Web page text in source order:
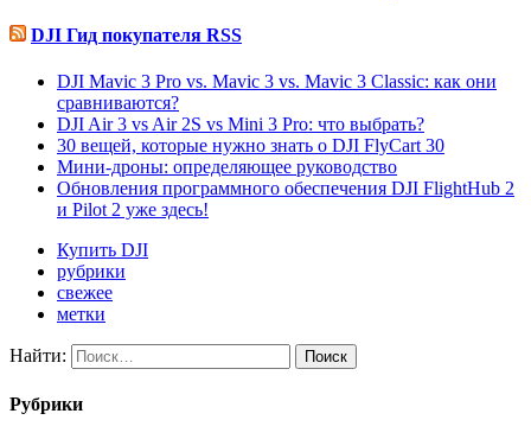
DJI Гид покупателя RSS
DJI Mavic 3 Pro vs. Mavic 3 vs. Mavic 3 Classic: как они
сравниваются?
DJI Air 3 vs Air 2S vs Mini 3 Pro: что выбрать?
30 вещей, которые нужно знать о DJI FlyCart 30
Мини-дроны: определяющее руководство
Обновления программного обеспечения DJI FlightHub 2
и Pilot 2 уже здесь!
Купить DJI
рубрики
свежее
метки
Найти:
Рубрики